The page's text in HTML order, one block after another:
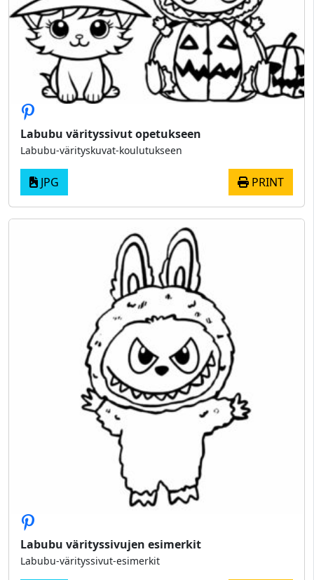
Labubu värityssivut opetukseen
Labubu-värityskuvat-koulutukseen
JPG PRINT
Labubu värityssivujen esimerkit
Labubu-värityssivut-esimerkit